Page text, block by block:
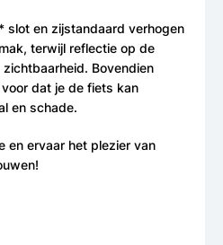
slot en zijstandaard verhogen
terwijl reflectie op de
Bovendien
dat je de fiets kan
en schade.
en ervaar het plezier van